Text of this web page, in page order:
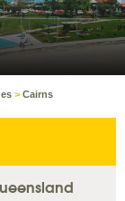
> Cairns